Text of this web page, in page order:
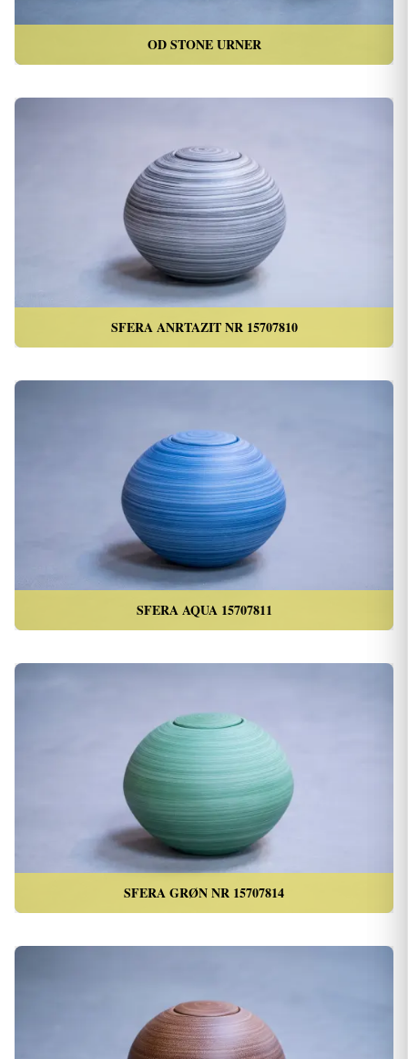
OD STONE URNER
SFERA ANRTAZIT NR 15707810
SFERA AQUA 15707811
SFERA GRØN NR 15707814